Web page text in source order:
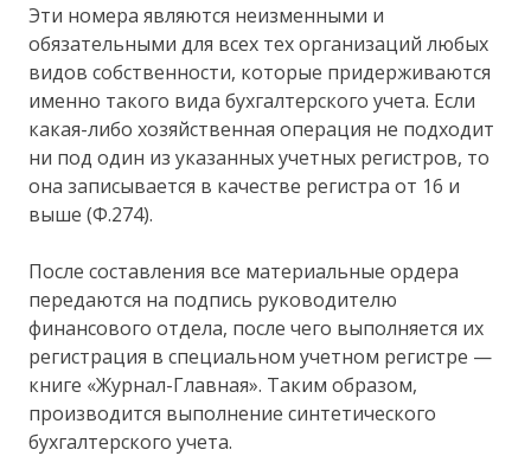
Эти номера являются неизменными и
обязательными для всех тех организаций любых
видов собственности, которые придерживаются
именно такого вида бухгалтерского учета. Если
какая-либо хозяйственная операция не подходит
ни под один из указанных учетных регистров, то
она записывается в качестве регистра от 16 и
выше (Ф.274).
После составления все материальные ордера
передаются на подпись руководителю
финансового отдела, после чего выполняется их
регистрация в специальном учетном регистре —
книге «Журнал-Главная». Таким образом,
производится выполнение синтетического
бухгалтерского учета.